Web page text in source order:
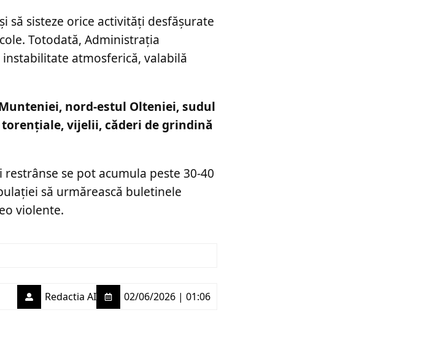
să sisteze orice activități desfășurate
Totodată, Administrația
atmosferică, valabilă
nord-estul Olteniei, sudul
vijelii, căderi de grindină
se pot acumula peste 30-40
să urmărească buletinele
violente.
Redactia AI 02/06/2026 | 01:06